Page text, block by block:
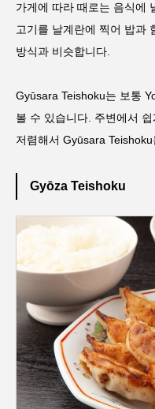
가게에 따라 때로는 음식에
고기를 날계란에 찍어 밥과
방식과 비슷합니다.
Gyūsara Teishoku는 보통
볼 수 있습니다. 주변에서
저렴해서 Gyūsara
Gyōza Teishoku